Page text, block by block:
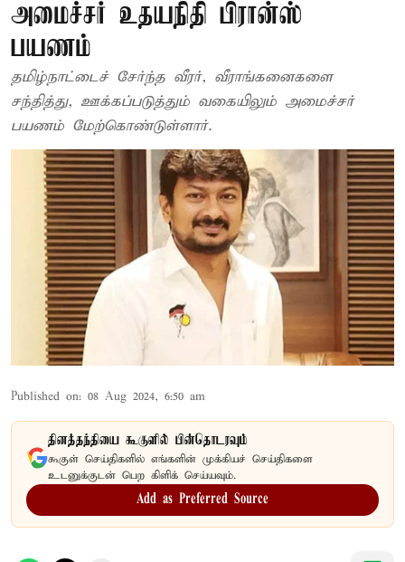
அமைச்சர் உதயநிதி பிரான்ஸ்
பயணம்
தமிழ்நாட்டைச் சேர்ந்த வீரர், வீராங்கனைகளை
சந்தித்து, ஊக்கப்படுத்தும் வகையிலும் அமைச்சர்
பயணம் மேற்கொண்டுள்ளார்.
Published on: 08 Aug 2024, 6:50 am
தினத்தந்தியை கூகுளில் பின்தொடரவும்
கூகுள் செய்திகளில் எங்களின் முக்கியச் செய்திகளை
உடனுக்குடன் பெற கிளிக் செய்யவும்.
Add as Preferred Source